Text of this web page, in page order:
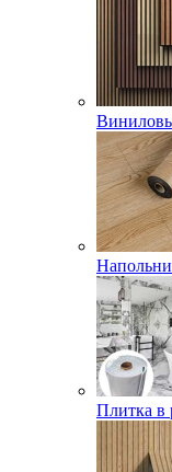
Плитка в